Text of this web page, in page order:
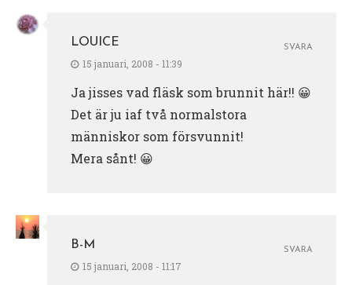
LOUICE
15 januari, 2008 - 11:39
Ja jisses vad fläsk som brunnit här!! 😀
Det är ju iaf två normalstora
människor som försvunnit!
Mera sånt! 😀
SVARA
B-M
15 januari, 2008 - 11:17
SVARA